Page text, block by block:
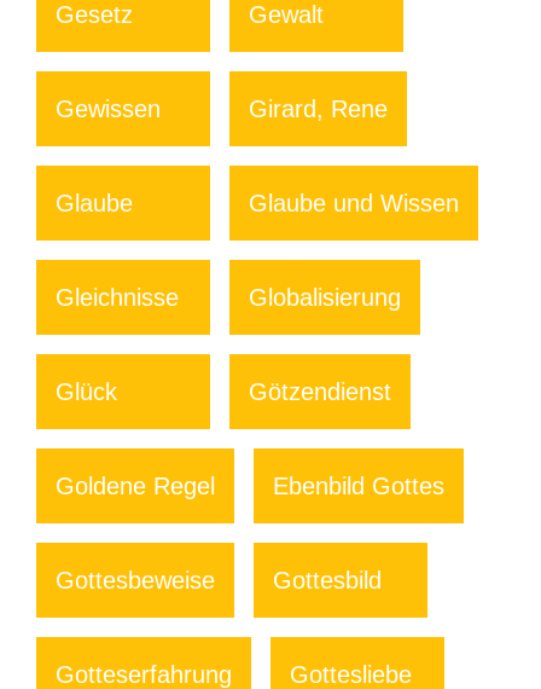
Gesetz Gewalt
Gewissen Girard, Rene
Glaube Glaube und Wissen
Gleichnisse Globalisierung
Glück Götzendienst
Goldene Regel Ebenbild Gottes
Gottesbeweise Gottesbild
Gotteserfahrung Gottesliebe